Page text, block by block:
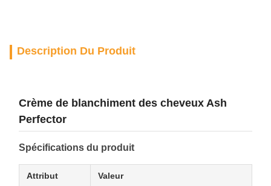
Description Du Produit
Crème de blanchiment des cheveux Ash
Perfector
Spécifications du produit
Attribut Valeur